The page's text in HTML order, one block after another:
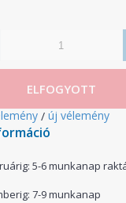
ELFOGYOTT
/ új vélemény
5-6 munkanap
7-9 munkanap